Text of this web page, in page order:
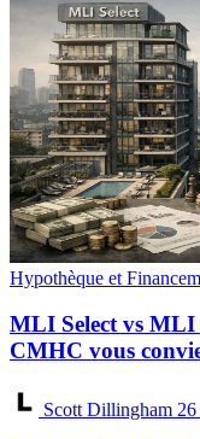
Hypothèque et
MLI Select vs
CMHC vous
Scott Dillingham